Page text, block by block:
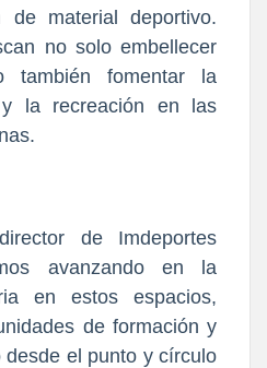
de material deportivo.
no solo embellecer
también fomentar la
y la recreación en las
de Imdeportes
avanzando en la
en estos espacios,
de formación y
el punto y círculo